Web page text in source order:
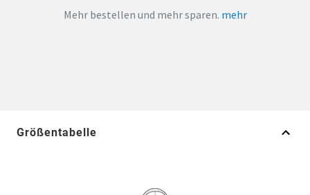
Mehr bestellen und mehr sparen. mehr
Größentabelle